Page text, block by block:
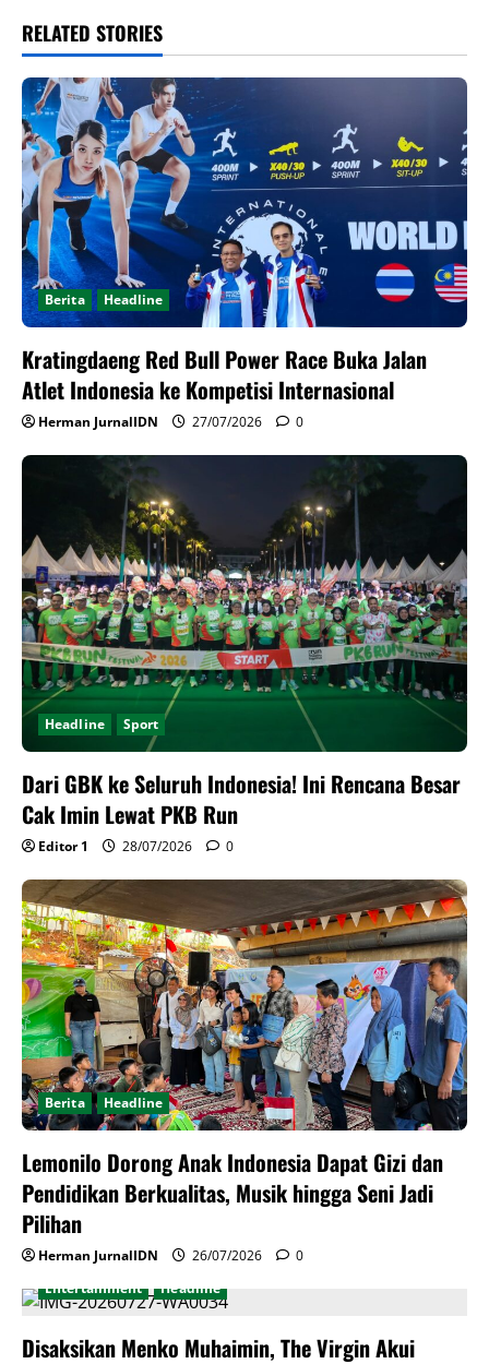
RELATED STORIES
Berita Headline
Kratingdaeng Red Bull Power Race Buka Jalan
Atlet Indonesia ke Kompetisi Internasional
Herman JurnalIDN 27/07/2026 0
Headline Sport
Dari GBK ke Seluruh Indonesia! Ini Rencana Besar
Cak Imin Lewat PKB Run
Editor 1 28/07/2026 0
Berita Headline
Lemonilo Dorong Anak Indonesia Dapat Gizi dan
Pendidikan Berkualitas, Musik hingga Seni Jadi
Pilihan
Herman JurnalIDN 26/07/2026
0
Entertainment
Headline
Disaksikan Menko Muhaimin, The Virgin Akui